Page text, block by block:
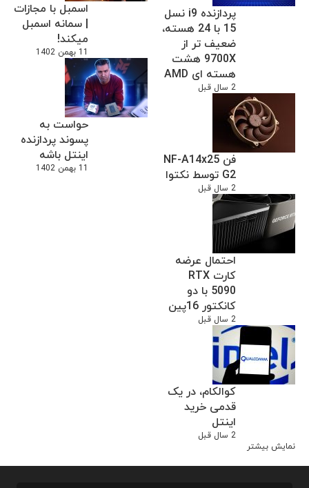
اسمبل با مجازات
| سمانه اسمبل
میکند!
11 بهمن 1402
حواست به
پسوند پردازنده
اینتل باشه
11 بهمن 1402
پردازنده i9 نسل
15 با 24 هسته،
ضعیف تر از
9700X هشت
هسته ای AMD
2 سال قبل
فن NF-A14x25
G2 توسط نکتوا
2 سال قبل
احتمال عرضه
کارت RTX
5090 با دو
کانکتور 16پین
2 سال قبل
کوالکام، در یک
قدمی خرید
اینتل
2 سال قبل
نمایش بیشتر